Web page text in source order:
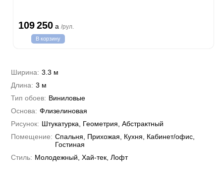
Спектрум Макс
Пальмария
Спектрум Бокс
Спектрум Бум
Бриджида
Гемма
Четыре сезона
Барбара
Elisa
Mainz
Рагионе
Дукале
Fipar
Azzurra
Бернардо Барталуччи Синий
Палаззо
Карназза
Биги
Легенда
Loft Superior
City Glow
Touch
Wisper
Boho
Shades
Empire
Riva
Salsa
Florentine III
Crystal Stone
Du&Ka
Linen
109 250 a /рул.
В корзину
Ширина: 3.3 м
Длина: 3 м
Тип обоев: Виниловые
Основа: Флизелиновая
Рисунок: Штукатурка, Геометрия, Абстрактный
Помещение: Спальня, Прихожая, Кухня, Кабинет/офис,
Гостиная
Стиль: Молодежный, Хай-тек, Лофт